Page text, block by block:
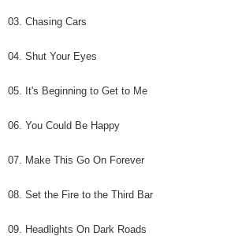
２．關於個人資料處理事宜，請瀏覽以下網址：
３．未成年的使用者請事先徵得法定代理人或監
４．使用「AFTEE先享後付」時，將依據個別帳
請求用戶進行身份認證。
恩沛科技股份有限公司將有權停止該用戶之使用
付款後門市自取
免運費
03. Chasing Cars
04. Shut Your Eyes
05. It's Beginning to Get to Me
06. You Could Be Happy
07. Make This Go On Forever
08. Set the Fire to the Third Bar
09. Headlights On Dark Roads